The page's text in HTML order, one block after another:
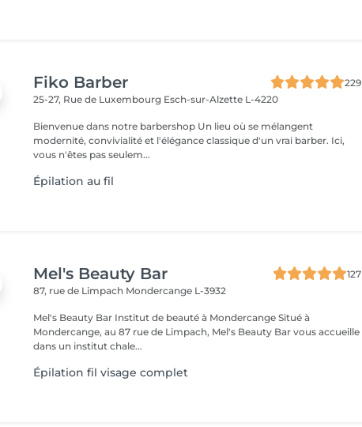
Fiko Barber
229
25-27, Rue de Luxembourg Esch-sur-Alzette L-4220
Bienvenue dans notre barbershop Un lieu où se mélangent
modernité, convivialité et l'élégance classique d'un vrai barber. Ici,
vous n'êtes pas seulem...
Épilation au fil
Mel's Beauty Bar
127
87, rue de Limpach Mondercange L-3932
Mel's Beauty Bar Institut de beauté à Mondercange Situé à
Mondercange, au 87 rue de Limpach, Mel's Beauty Bar vous accueille
dans un institut chale...
Épilation fil visage complet